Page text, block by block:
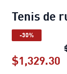
Tenis de
-30%
$1,329.30